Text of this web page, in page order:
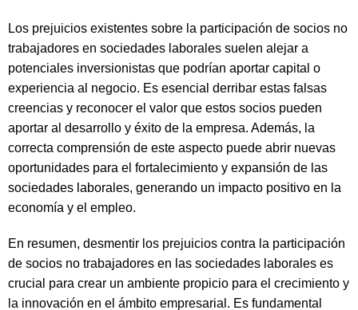
Los prejuicios existentes sobre la participación de socios no
trabajadores en sociedades laborales suelen alejar a
potenciales inversionistas que podrían aportar capital o
experiencia al negocio. Es esencial derribar estas falsas
creencias y reconocer el valor que estos socios pueden
aportar al desarrollo y éxito de la empresa. Además, la
correcta comprensión de este aspecto puede abrir nuevas
oportunidades para el fortalecimiento y expansión de las
sociedades laborales, generando un impacto positivo en la
economía y el empleo.
En resumen, desmentir los prejuicios contra la participación
de socios no trabajadores en las sociedades laborales es
crucial para crear un ambiente propicio para el crecimiento y
la innovación en el ámbito empresarial. Es fundamental